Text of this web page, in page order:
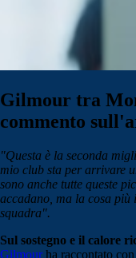
Gilmour tra
commento
"Questa è la seconda
mio club sta per arrivare
sono anche tutte queste
accadano, ma la cosa più
squadra".
Sul sostegno e il calore
Gilmourha raccontato